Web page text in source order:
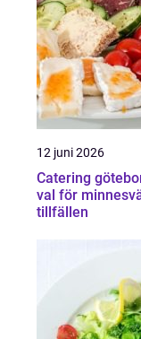
12 juni 2026
Catering göteborg
val för
tillfällen